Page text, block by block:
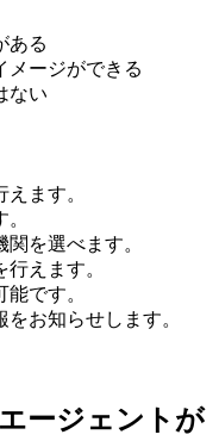
ある
メージができる
ない
ます。
を選べます。
えます。
です。
お知らせします。
エージェントが